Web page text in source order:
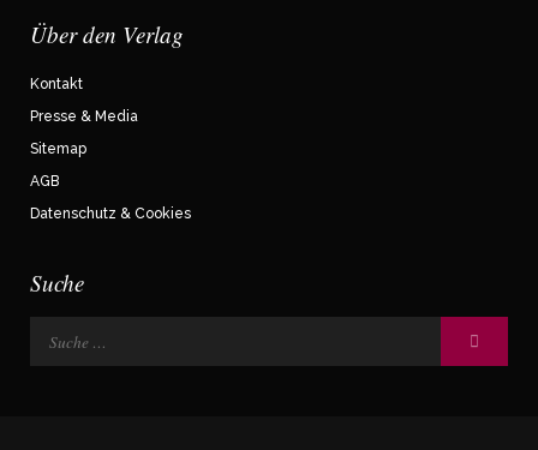
Über den Verlag
Kontakt
Presse & Media
Sitemap
AGB
Datenschutz & Cookies
Suche